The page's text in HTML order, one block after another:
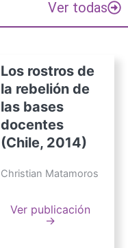
Ver todas
Los rostros de
la rebelión de
las bases
docentes
(Chile, 2014)
Christian Matamoros
Ver publicación
→